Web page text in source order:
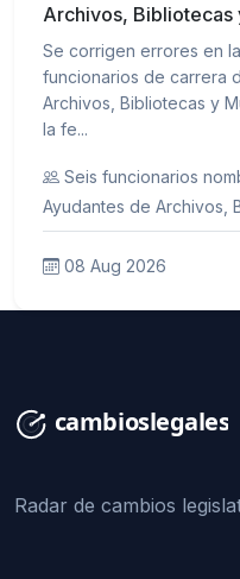
Archivos, Bibliotecas
Se corrigen errores en
funcionarios de carrera
Archivos, Bibliotecas y
la fe...
Seis funcionarios
Ayudantes de Archivos,
08 Aug 2026
Radar de cambios